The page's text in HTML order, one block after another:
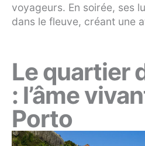
voyageurs. En soirée, ses
dans le fleuve, créant une
Le quartier
: l’âme
Porto